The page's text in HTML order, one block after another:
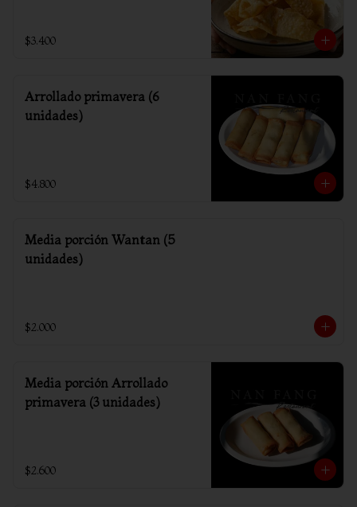
$3.400
Arrollado primavera (6
unidades)
$4.800
Media porción Wantan (5
unidades)
$2.000
Media porción Arrollado
primavera (3 unidades)
$2.600